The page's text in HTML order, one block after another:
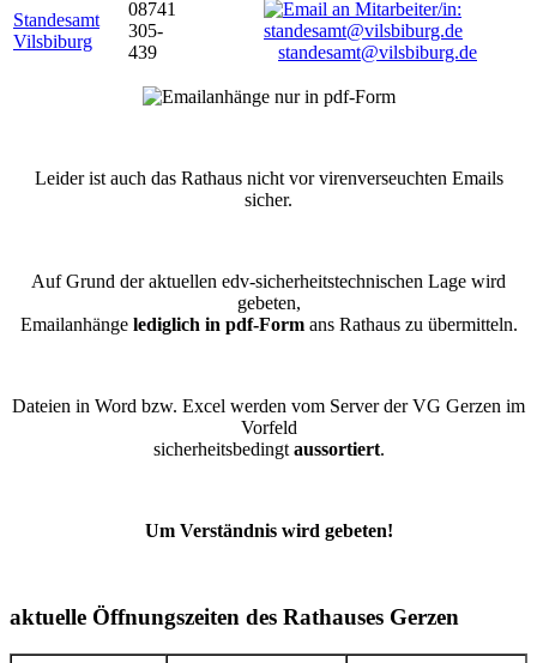
Standesamt
Vilsbiburg
08741
305-
439
standesamt@vilsbiburg.de
Leider ist auch das Rathaus nicht vor virenverseuchten Emails
sicher.
Auf Grund der aktuellen edv-sicherheitstechnischen Lage wird
gebeten,
Emailanhänge lediglich in pdf-Formans Rathaus zu übermitteln.
Dateien in Word bzw. Excel werden vom Server der VG Gerzen im
Vorfeld
sicherheitsbedingt aussortiert.
Um Verständnis wird gebeten!
aktuelle Öffnungszeiten des Rathauses Gerzen